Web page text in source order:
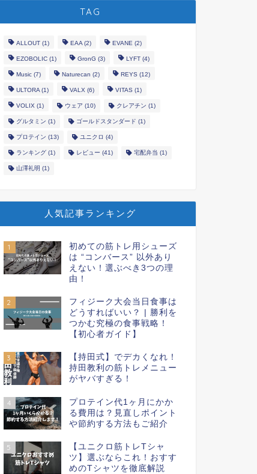
TAG
ALLOUT(1) EAA(2) EVANE(2)
EZOBOLIC(1) GronG (3) LYFT(4)
Music(7) Naturecan (2) REYS (12)
ULTORA(1) VALX(6) VITAS (1)
VOLIX(1) ウェア (10) クレアチン (1)
グルタミン (1) ゴールドスタンダード (1)
プロテイン (13) ユニクロ (4)
ランキング(1) レビュー (41) 宅配弁当 (1)
山澤礼明 (1)
人気記事ランキング
1
初めての筋トレ用シューズ
は “コンバース” 以外あり
えない！選ぶべき3つの理
由！
2
フィジーク大会当日食事は
どうすればいい？ | 勝利を
つかむ究極の食事戦略！
【初心者ガイド】
3
【持田式】でデカくなれ！
持田教利の筋トレメニュー
がヤバすぎる！
4
プロテイン代1ヶ月にかか
る費用は？見直しポイント
や節約する方法もご紹介
5
【ユニクロ筋トレTシャ
ツ】選ぶならこれ！おすす
めのTシャツを徹底解説